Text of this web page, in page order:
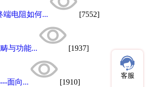
端电阻如何... [7552]
与功能... [1937]
面向... [1910]
客服